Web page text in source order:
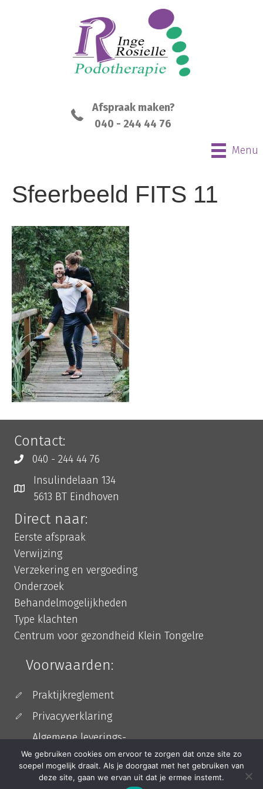
Afspraak maken?
040 - 244 44 76
Menu
Sfeerbeeld FITS 11
Contact:
040 - 244 44 76
Insulindelaan 134
5613 BT Eindhoven
Direct naar:
Eerste afspraak
Verwijzing
Verzekering en vergoeding
Onderzoek
Behandelmogelijkheden
Type klachten
Centrum voor gezondheid Klein Tongelre
Voorwaarden:
Praktijkreglement
Privacyverklaring
Algemene leverings-
en betalingsvoorwaarden
We gebruiken cookies om ervoor te zorgen dat onze site zo
soepel mogelijk draait. Als je doorgaat met het gebruiken van
deze site, gaan we ervan uit dat je ermee instemt.